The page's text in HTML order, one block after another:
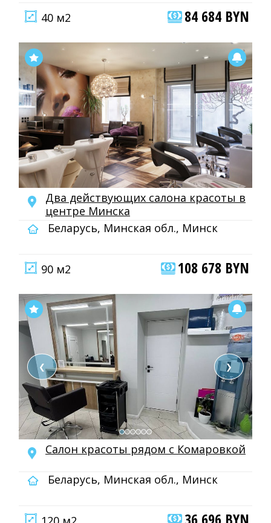
40 м2
84 684 BYN
Два действующих салона красоты в
центре Минска
Беларусь, Минская обл., Минск
90 м2 108 678 BYN
❮ ❯
Салон красоты рядом с Комаровкой
Беларусь, Минская обл., Минск